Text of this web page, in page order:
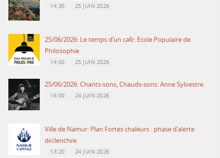
14:30 25 JUIN 2026
25/06/2026: Le temps d’un café: Ecole Populaire de
Philosophie.
14:00 25 JUIN 2026
25/06/2026: Chants-sons, Chauds-sons: Anne Sylvestre.
16:00 24 JUIN 2026
Ville de Namur: Plan Fortes chaleurs : phase d’alerte
déclenchée.
13:20 24 JUIN 2026